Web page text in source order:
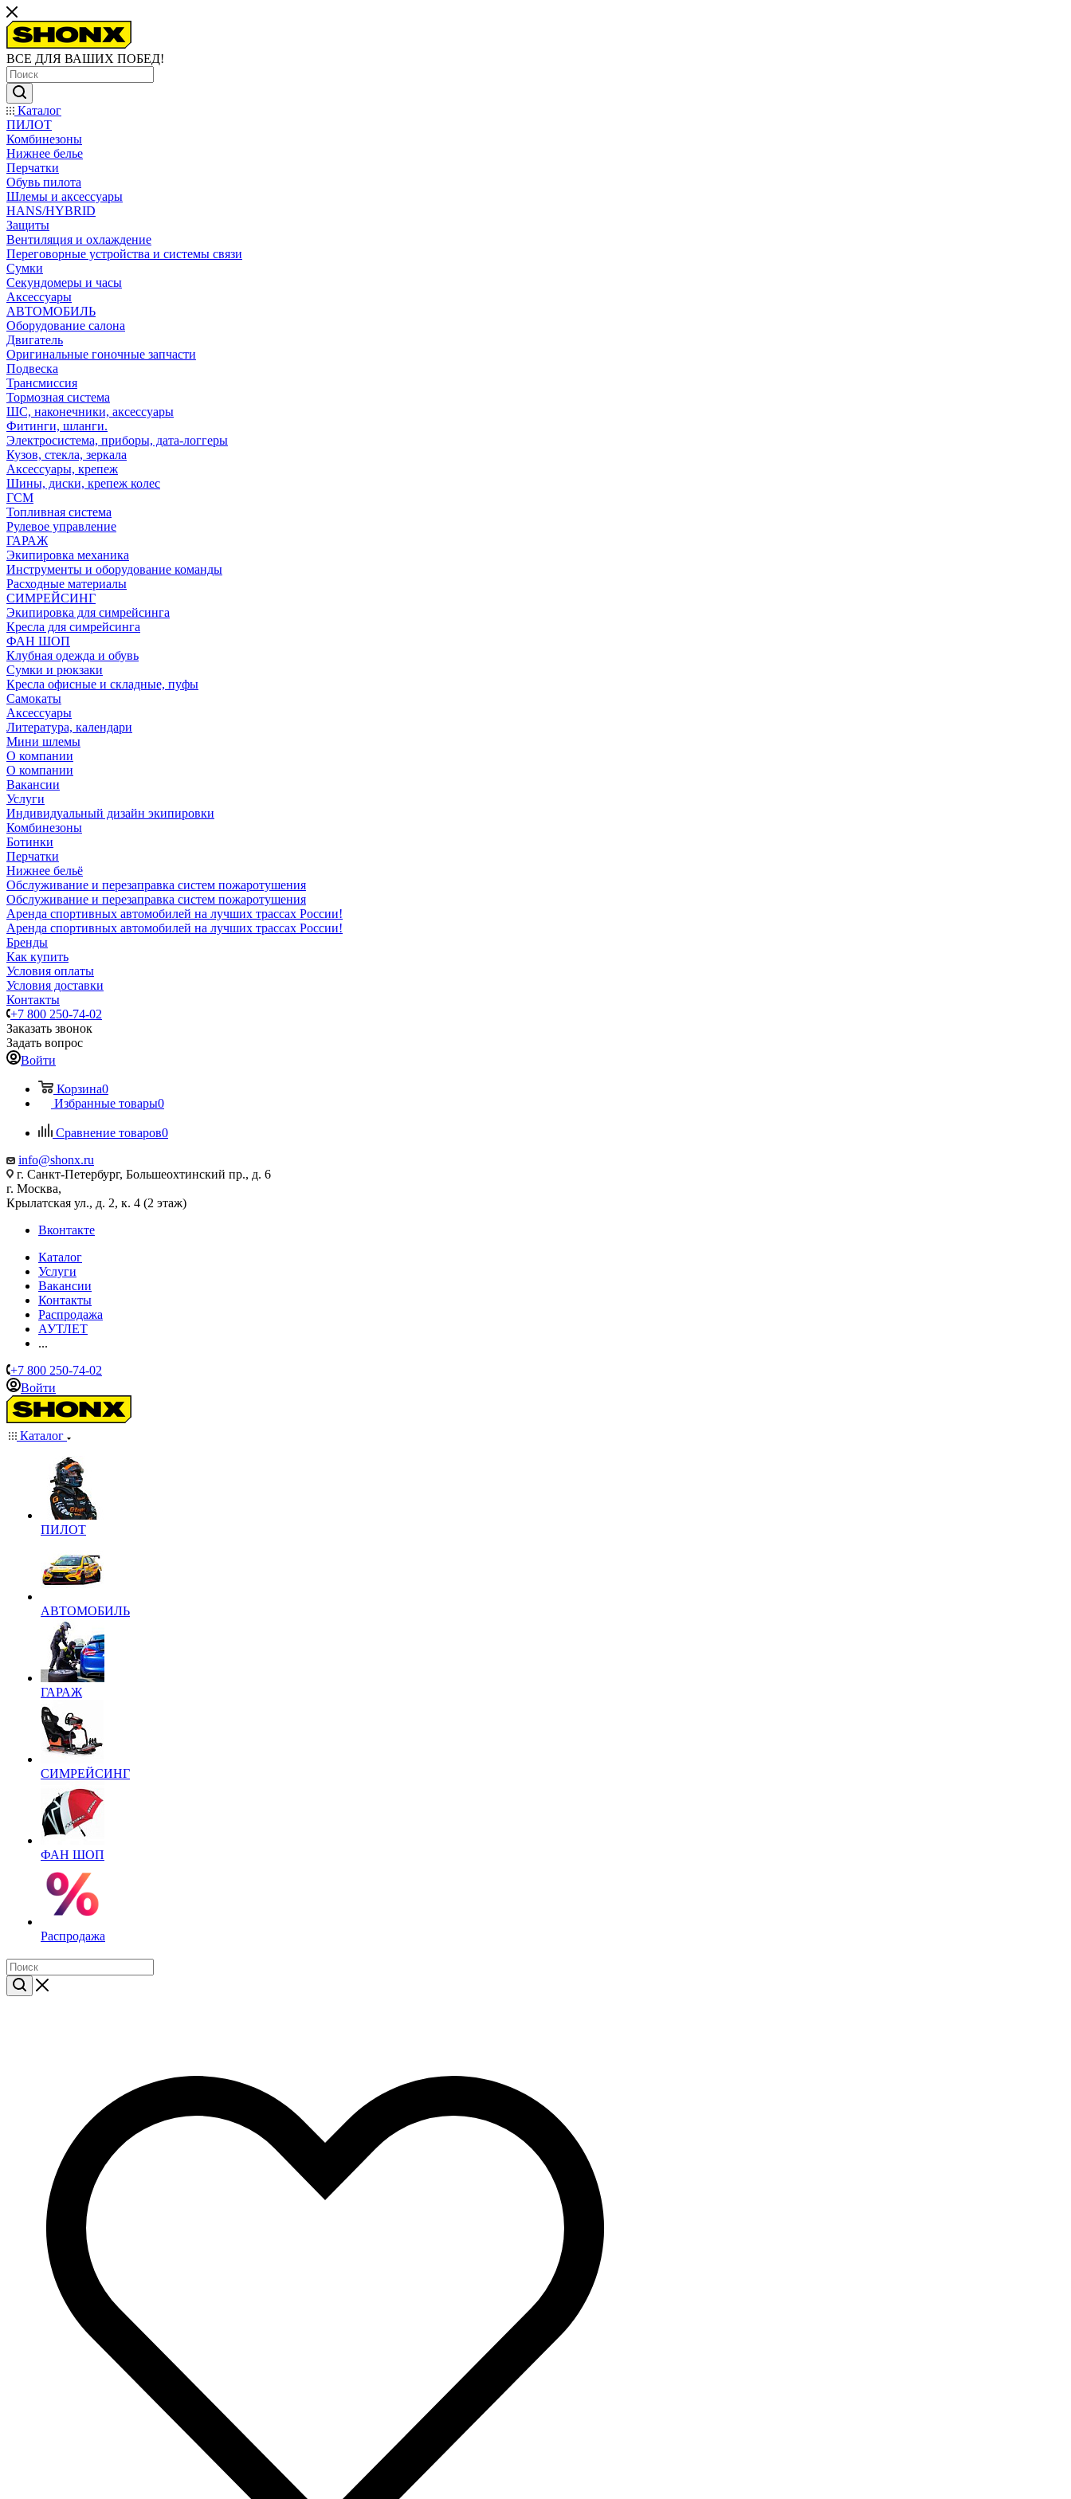
ВСЕ ДЛЯ ВАШИХ ПОБЕД!
Каталог
ПИЛОТ
Комбинезоны
Нижнее белье
Перчатки
Обувь пилота
Шлемы и аксессуары
HANS/HYBRID
Защиты
Вентиляция и охлаждение
Переговорные устройства и системы связи
Сумки
Секундомеры и часы
Аксессуары
АВТОМОБИЛЬ
Оборудование салона
Двигатель
Оригинальные гоночные запчасти
Подвеска
Трансмиссия
Тормозная система
ШС, наконечники, аксессуары
Фитинги, шланги.
Электросистема, приборы, дата-логгеры
Кузов, стекла, зеркала
Аксессуары, крепеж
Шины, диски, крепеж колес
ГСМ
Топливная система
Рулевое управление
ГАРАЖ
Экипировка механика
Инструменты и оборудование команды
Расходные материалы
СИМРЕЙСИНГ
Экипировка для симрейсинга
Кресла для симрейсинга
ФАН ШОП
Клубная одежда и обувь
Сумки и рюкзаки
Кресла офисные и складные, пуфы
Самокаты
Аксессуары
Литература, календари
Мини шлемы
О компании
О компании
Вакансии
Услуги
Индивидуальный дизайн экипировки
Комбинезоны
Ботинки
Перчатки
Нижнее бельё
Обслуживание и перезаправка систем пожаротушения
Обслуживание и перезаправка систем пожаротушения
Аренда спортивных автомобилей на лучших трассах России!
Аренда спортивных автомобилей на лучших трассах России!
Бренды
Как купить
Условия оплаты
Условия доставки
Контакты
+7 800 250-74-02
Заказать звонок
Задать вопрос
Войти
Корзина0
Избранные товары0
Сравнение товаров0
info@shonx.ru
г. Санкт-Петербург, Большеохтинский пр., д. 6
г. Москва,
Крылатская ул., д. 2, к. 4 (2 этаж)
Вконтакте
Каталог
Услуги
Вакансии
Контакты
Распродажа
АУТЛЕТ
...
+7 800 250-74-02
Войти
Каталог
ПИЛОТ
АВТОМОБИЛЬ
ГАРАЖ
СИМРЕЙСИНГ
ФАН ШОП
Распродажа